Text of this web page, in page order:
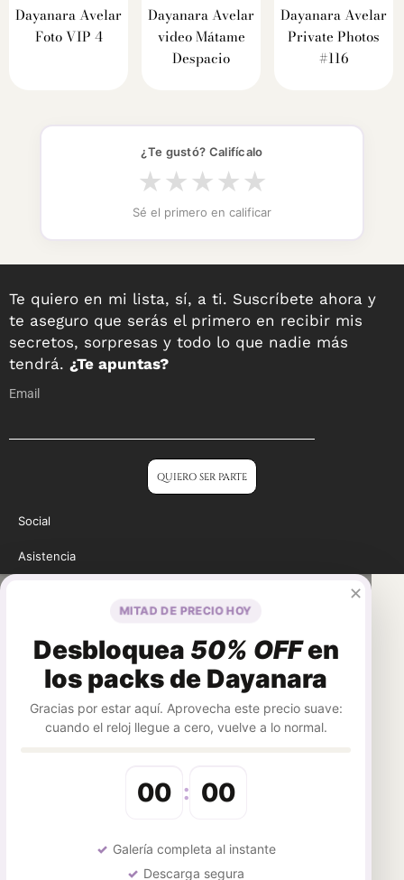
Dayanara Avelar
Foto VIP 4
Dayanara Avelar
video Mátame
Despacio
Dayanara Avelar
Private Photos
#116
¿Te gustó? Califícalo
★ ★ ★ ★ ★
Sé el primero en calificar
Asistencia
Social
Te quiero en mi lista, sí, a ti. Suscríbete ahora y
te aseguro que serás el primero en recibir mis
secretos, sorpresas y todo lo que nadie más
tendrá. ¿Te apuntas?
Email
QUIERO SER PARTE
✕
MITAD DE PRECIO HOY
Desbloquea 50% OFFen
los packs de Dayanara
Gracias por estar aquí. Aprovecha este precio suave:
cuando el reloj llegue a cero, vuelve a lo normal.
00 : 00
Galería completa al instante
Descarga segura